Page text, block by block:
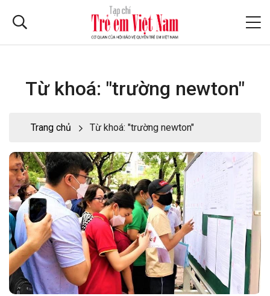
Từ khoá: "trường newton"
Trang chủ Từ khoá: "trường newton"